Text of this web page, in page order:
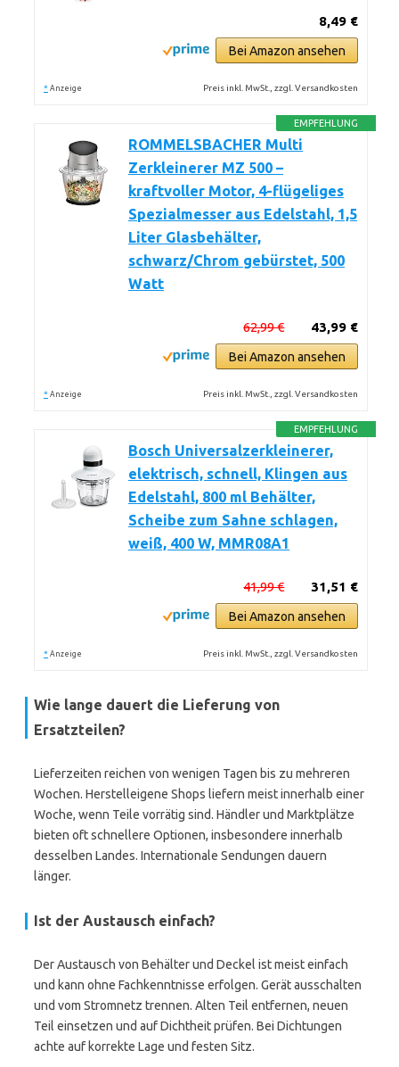
8,49 €
Bei Amazon ansehen
* Anzeige Preis inkl. MwSt., zzgl. Versandkosten
EMPFEHLUNG
ROMMELSBACHER Multi
Zerkleinerer MZ 500 –
kraftvoller Motor, 4-flügeliges
Spezialmesser aus Edelstahl, 1,5
Liter Glasbehälter,
schwarz/Chrom gebürstet, 500
Watt
43,99 €
62,99 €
Bei Amazon ansehen
* Anzeige Preis inkl. MwSt., zzgl. Versandkosten
EMPFEHLUNG
Bosch Universalzerkleinerer,
elektrisch, schnell, Klingen aus
Edelstahl, 800 ml Behälter,
Scheibe zum Sahne schlagen,
weiß, 400 W, MMR08A1
31,51 €
41,99 €
Bei Amazon ansehen
* Anzeige Preis inkl. MwSt., zzgl. Versandkosten
Wie lange dauert die Lieferung von
Ersatzteilen?
Lieferzeiten reichen von wenigen Tagen bis zu mehreren
Wochen. Herstelleigene Shops liefern meist innerhalb einer
Woche, wenn Teile vorrätig sind. Händler und Marktplätze
bieten oft schnellere Optionen, insbesondere innerhalb
desselben Landes. Internationale Sendungen dauern
länger.
Ist der Austausch einfach?
Der Austausch von Behälter und Deckel ist meist einfach
und kann ohne Fachkenntnisse erfolgen. Gerät ausschalten
und vom Stromnetz trennen. Alten Teil entfernen, neuen
Teil einsetzen und auf Dichtheit prüfen. Bei Dichtungen
achte auf korrekte Lage und festen Sitz.